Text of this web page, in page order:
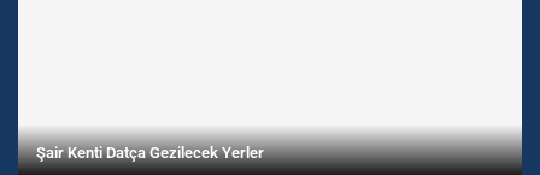
Şair Kenti Datça Gezilecek Yerler